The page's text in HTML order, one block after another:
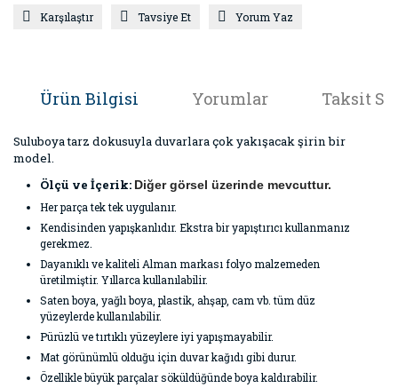
Karşılaştır Tavsiye Et Yorum Yaz
Ürün Bilgisi Yorumlar Taksit
Suluboya tarz dokusuyla duvarlara çok yakışacak şirin bir
model.
Ölçü ve İçerik: Diğer görsel üzerinde mevcuttur.
Her parça tek tek uygulanır.
Kendisinden yapışkanlıdır. Ekstra bir yapıştırıcı kullanmanız
gerekmez.
Dayanıklı ve kaliteli Alman markası folyo malzemeden
üretilmiştir. Yıllarca kullanılabilir.
Saten boya, yağlı boya, plastik, ahşap, cam vb. tüm düz
yüzeylerde kullanılabilir.
Pürüzlü ve tırtıklı yüzeylere iyi yapışmayabilir.
Mat görünümlü olduğu için duvar kağıdı gibi durur.
Özellikle büyük parçalar söküldüğünde boya kaldırabilir.